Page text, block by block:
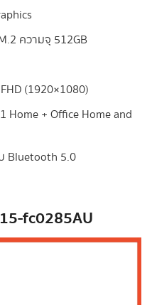
ความจุ 512GB
(1920×1080)
Home + Office Home and
Bluetooth 5.0
fc0285AU